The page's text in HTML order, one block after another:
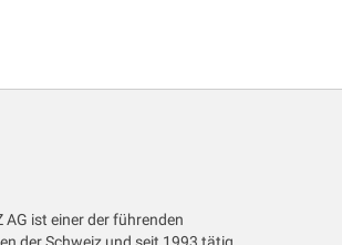
AG ist einer der führenden